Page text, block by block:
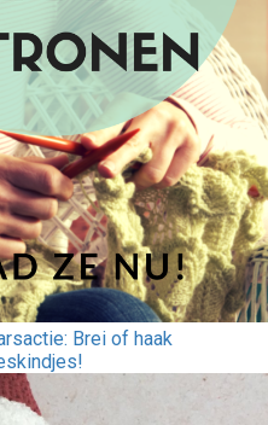
Brei of haak